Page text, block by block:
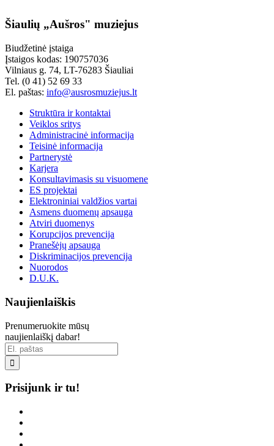
Šiaulių „Aušros" muziejus
Biudžetinė įstaiga
Įstaigos kodas: 190757036
Vilniaus g. 74, LT-76283 Šiauliai
Tel. (0 41) 52 69 33
El. paštas: info@ausrosmuziejus.lt
Struktūra ir kontaktai
Veiklos sritys
Administracinė informacija
Teisinė informacija
Partnerystė
Karjera
Konsultavimasis su visuomene
ES projektai
Elektroniniai valdžios vartai
Asmens duomenų apsauga
Atviri duomenys
Korupcijos prevencija
Pranešėjų apsauga
Diskriminacijos prevencija
Nuorodos
D.U.K.
Naujienlaiškis
Prenumeruokite mūsų
naujienlaiškį dabar!

Prisijunk ir tu!